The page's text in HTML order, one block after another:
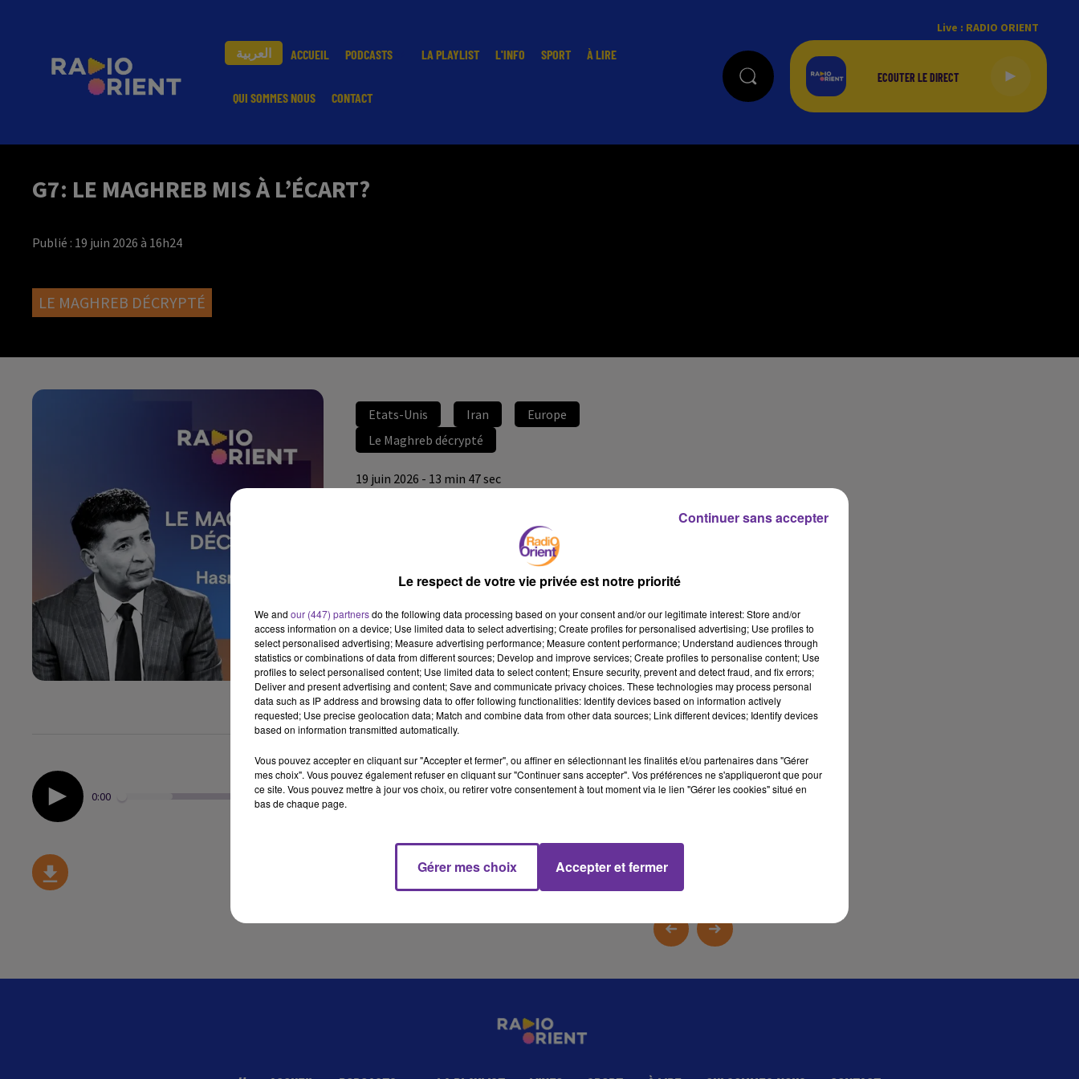
العربية ACCUEIL PODCASTS LA PLAYLIST L'INFO SPORT À LIRE
QUI SOMMES NOUS CONTACT
Live : RADIO ORIENT
G7: LE MAGHREB MIS À L’ÉCART?
Publié : 19 juin 2026 à 16h24
LE MAGHREB DÉCRYPTÉ
Etats-Unis Iran
Europe
Le Maghreb décrypté
19 juin 2026 - 13 min 47 sec
Le Maghreb décrypté avec Hasni ABIDI
L’accord entre l’Iran et les États-Unis redessine une partie des
équilibres régionaux, avec des effets immédiats sur l’énergie, la
sécurité et la diplomatie.
Mais au G7 d’Évian, Emmanuel Macron a convié les États du Golfe,
l’Égypte, le Brésil, le Kenya, l’Inde et la Corée du Sud - sans inviter
de pays du Maghreb.
Dans cet épisode, Hasni Abidi décrypte ce que cette absence dit de
la place réelle du Maghreb dans les grands arbitrages
internationaux.
0:00 13 min 47 sec
Le respect de votre vie privée est notre priorité
We and our (447) partnersdo the following data processing based on your consent and/or our legitimate interest: Store and/or
access information on a device; Use limited data to select advertising; Create profiles for personalised advertising; Use profiles to
select personalised advertising; Measure advertising performance; Measure content performance; Understand audiences through
statistics or combinations of data from different sources; Develop and improve services; Create profiles to personalise content; Use
profiles to select personalised content; Use limited data to select content; Ensure security, prevent and detect fraud, and fix errors;
Deliver and present advertising and content; Save and communicate privacy choices. These technologies may process personal
data such as IP address and browsing data to offer following functionalities: Identify devices based on information actively
requested; Use precise geolocation data; Match and combine data from other data sources; Link different devices; Identify devices
based on information transmitted automatically.
Vous pouvez accepter en cliquant sur "Accepter et fermer", ou affiner en sélectionnant les finalités et/ou partenaires dans "Gérer
mes choix". Vous pouvez également refuser en cliquant sur "Continuer sans accepter". Vos préférences ne s'appliqueront que pour
ce site. Vous pouvez mettre à jour vos choix, ou retirer votre consentement à tout moment via le lien "Gérer les cookies" situé en
bas de chaque page.
Gérer mes choix Accepter et fermer
Continuer sans accepter